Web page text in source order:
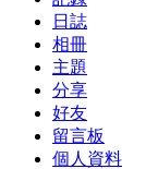
日誌
相冊
主題
分享
好友
留言板
個人資料